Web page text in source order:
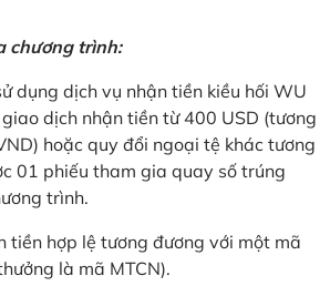
chương trình:
dụng dịch vụ nhận tiền kiều hối WU
dịch nhận tiền từ 400 USD (tương
hoặc quy đổi ngoại tệ khác tương
01 phiếu tham gia quay số trúng
trình.
tiền hợp lệ tương đương với một mã
là mã MTCN).